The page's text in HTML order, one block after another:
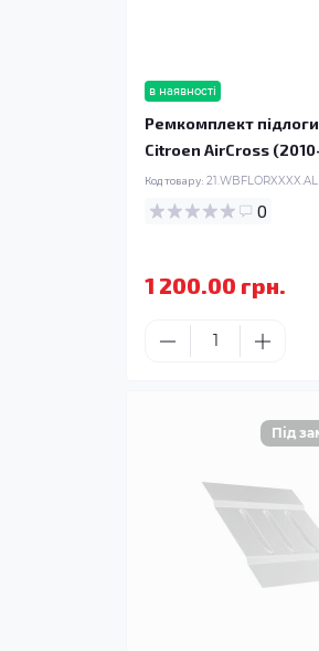
в наявності
Ремкомплект
Citroen AirCross
Код товару:
0
1 200.00 грн.